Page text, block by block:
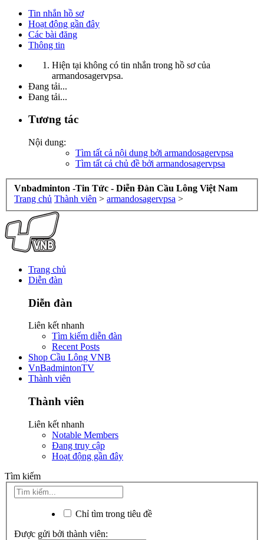
Tin nhắn hồ sơ
Hoạt động gần đây
Các bài đăng
Thông tin
Hiện tại không có tin nhắn trong hồ sơ của
armandosagervpsa.
Đang tải...
Đang tải...
Tương tác
Nội dung:
Tìm tất cả nội dung bởi armandosagervpsa
Tìm tất cả chủ đề bởi armandosagervpsa
Vnbadminton -Tin Tức - Diễn Đàn Cầu Lông Việt Nam
Trang chủ Thành viên > armandosagervpsa >
Trang chủ
Diễn đàn
Diễn đàn
Liên kết nhanh
Tìm kiếm diễn đàn
Recent Posts
Shop Cầu Lông VNB
VnBadmintonTV
Thành viên
Thành viên
Liên kết nhanh
Notable Members
Đang truy cập
Hoạt động gần đây
Tìm kiếm
Chỉ tìm trong tiêu đề
Được gửi bởi thành viên: